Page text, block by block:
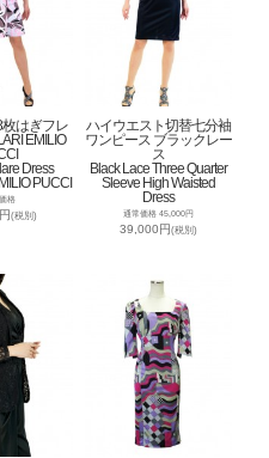
はぎフレ
EMILIO
Dress
PUCCI
格
(税別)
ハイウエスト切替七分袖
ワンピース ブラックレー
ス
Black Lace Three Quarter
Sleeve High Waisted
Dress
通常価格 45,000円
39,000円(税別)